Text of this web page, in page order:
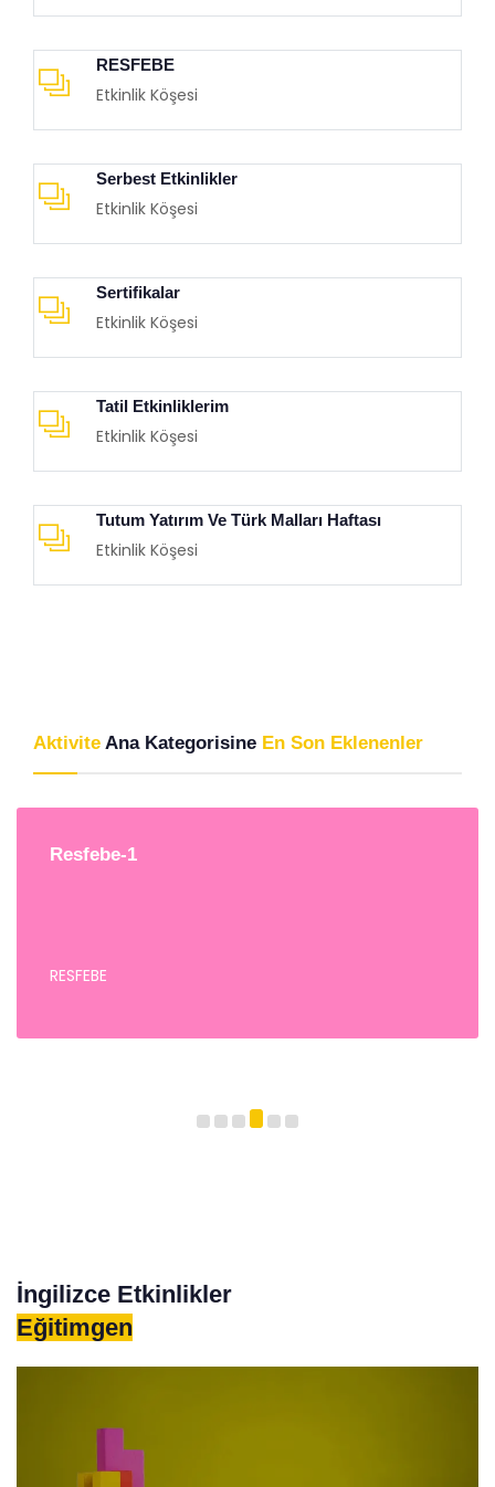
RESFEBE
Etkinlik Köşesi
Serbest Etkinlikler
Etkinlik Köşesi
Sertifikalar
Etkinlik Köşesi
Tatil Etkinliklerim
Etkinlik Köşesi
Tutum Yatırım Ve Türk Malları Haftası
Etkinlik Köşesi
Aktivite Ana Kategorisine En Son Eklenenler
Resfebe-1
RESFEBE
İngilizce Etkinlikler
Eğitimgen